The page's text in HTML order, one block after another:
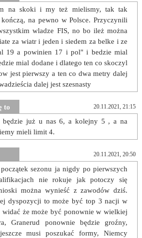
na skoki i my też mielismy, tak tak
na pewno w Polsce. Przyczynili
wladze FIS, no bo ileż można
za wiatr i jeden i siedem za belke i ze
19 a powinien 17 i pol" i bedzie mial
mial dodane i dlatego ten co skoczyl
jest pierwszy a ten co dwa metry dalej
dalej jest szesnasty
to 20.11.2021, 21:15
będzie już u nas 6, a kolejny 5 , a na
mieli limit 4.
20.11.2021, 20:50
sezonu ja nigdy po pierwszych
nie rokuje jak potoczy się
można wynieść z zawodów dziś.
dyspozycji to może być top 3 nacji w
widać że może być ponownie w wielkiej
Granerud ponownie będzie groźny,
musi poszukać formy, Niemcy